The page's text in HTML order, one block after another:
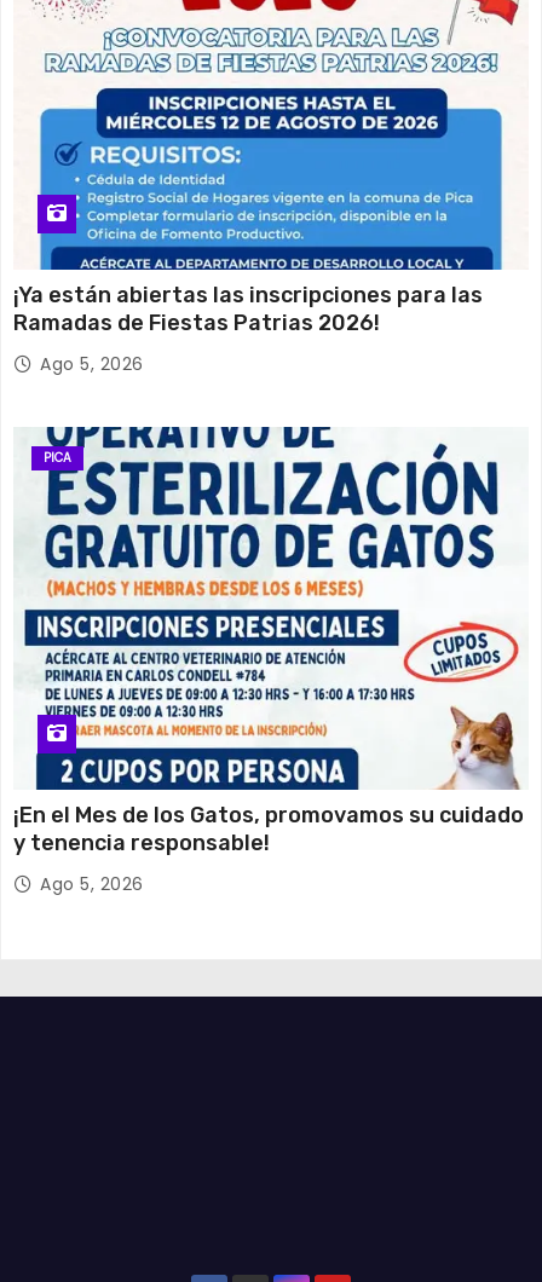
¡Ya están abiertas las inscripciones para las
Ramadas de Fiestas Patrias 2026!
Ago 5, 2026
PICA
¡En el Mes de los Gatos, promovamos su cuidado
y tenencia responsable!
Ago 5, 2026